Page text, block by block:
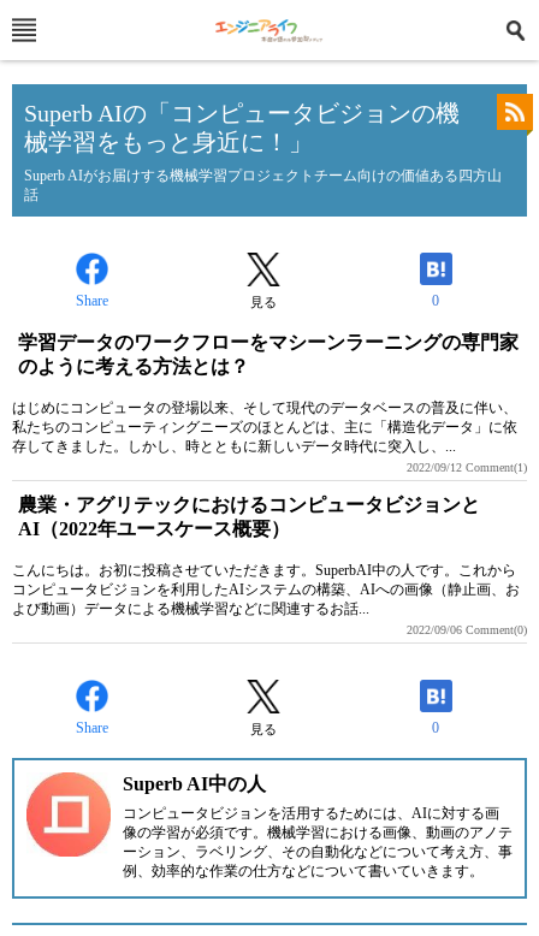
Superb AIの「コンピュータビジョンの機
械学習をもっと身近に！」
Superb AIがお届けする機械学習プロジェクトチーム向けの価値ある四方山
話
Share 見る 0
学習データのワークフローをマシーンラーニングの専門家
のように考える方法とは？
はじめにコンピュータの登場以来、そして現代のデータベースの普及に伴い、
私たちのコンピューティングニーズのほとんどは、主に「構造化データ」に依
存してきました。しかし、時とともに新しいデータ時代に突入し、...
2022/09/12 Comment(1)
農業・アグリテックにおけるコンピュータビジョンと
AI（2022年ユースケース概要）
こんにちは。お初に投稿させていただきます。SuperbAI中の人です。これから
コンピュータビジョンを利用したAIシステムの構築、AIへの画像（静止画、お
よび動画）データによる機械学習などに関連するお話...
2022/09/06 Comment(0)
Share 見る 0
Superb AI中の人
コンピュータビジョンを活用するためには、AIに対する画
像の学習が必須です。機械学習における画像、動画のアノテ
ーション、ラベリング、その自動化などについて考え方、事
例、効率的な作業の仕方などについて書いていきます。